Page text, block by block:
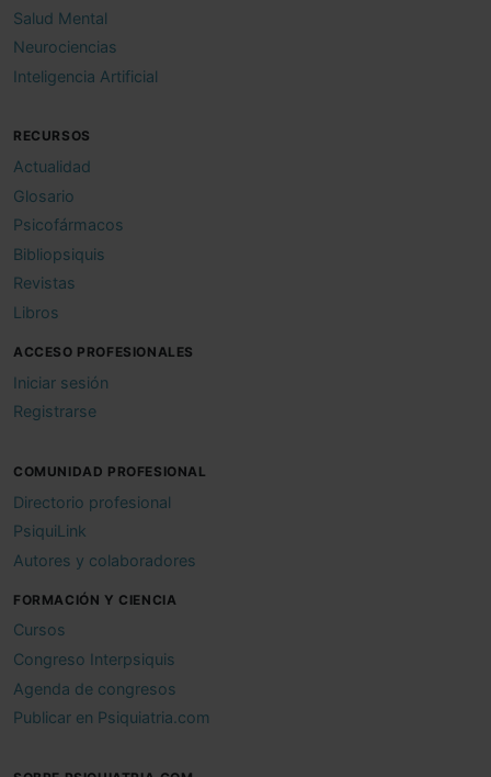
Salud Mental
Neurociencias
Inteligencia Artificial
RECURSOS
Actualidad
Glosario
Psicofármacos
Bibliopsiquis
Revistas
Libros
ACCESO PROFESIONALES
Iniciar sesión
Registrarse
COMUNIDAD PROFESIONAL
Directorio profesional
PsiquiLink
Autores y colaboradores
FORMACIÓN Y CIENCIA
Cursos
Congreso Interpsiquis
Agenda de congresos
Publicar en Psiquiatria.com